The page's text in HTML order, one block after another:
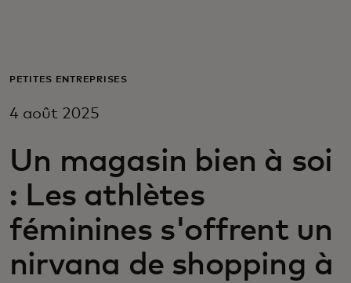
Pour l’entreprise
Pour les innovateurs
Actualités et tendances
PETITES ENTREPRISES
4 août 2025
Un magasin bien à soi
: Les athlètes
féminines s'offrent un
nirvana de shopping à